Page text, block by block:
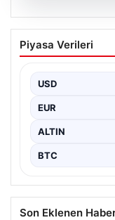
Türk Hava
paşası
Özlem Karapınar
Piyasa Verileri
USD
EUR
ALTIN
BTC
Son Eklenen